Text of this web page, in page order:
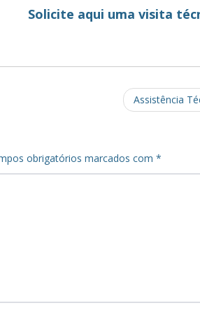
Solicite aqui uma visita
Assistência
obrigatórios marcados com *